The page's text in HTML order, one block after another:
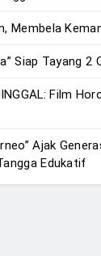
Membela
Siap Tayang 2
Film
Ajak
Edukatif